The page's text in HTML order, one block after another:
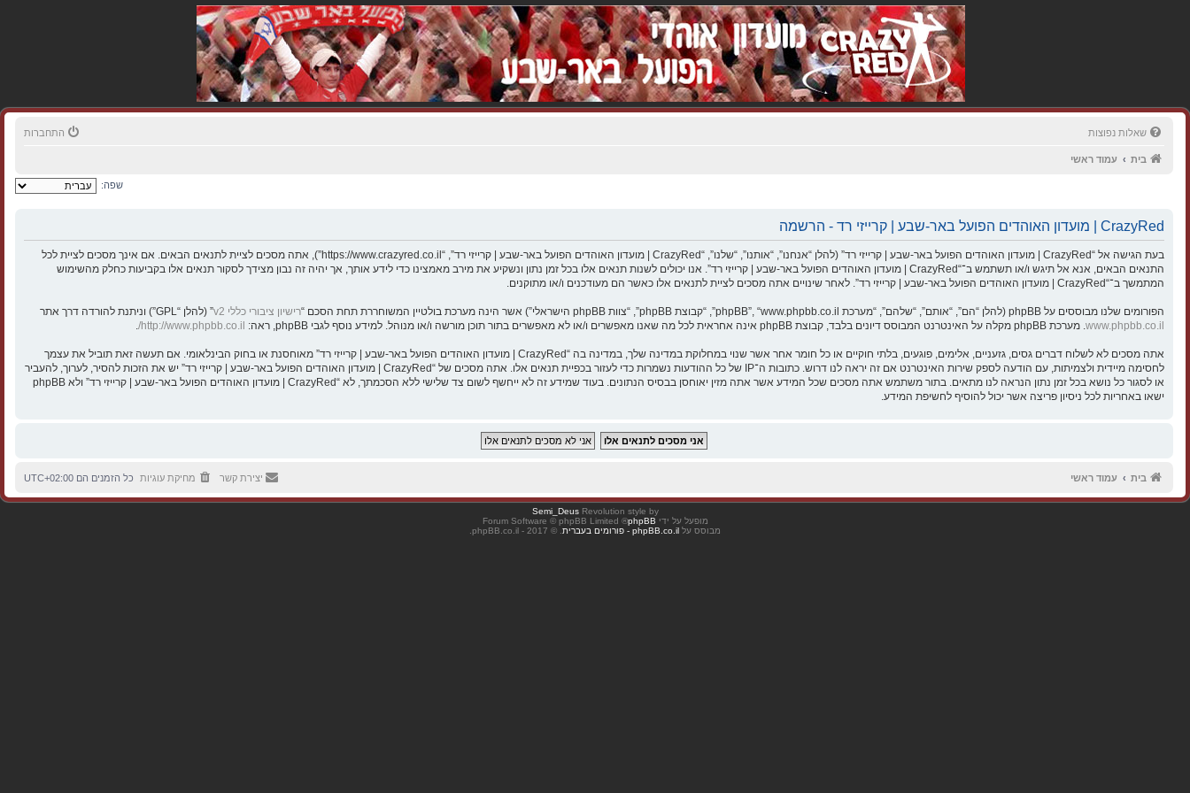
שאלות נפוצות התחברות
בית עמוד ראשי
שפה:
CrazyRed | מועדון האוהדים הפועל באר-שבע | קרייזי רד - הרשמה
בעת הגישה אל “CrazyRed | מועדון האוהדים הפועל באר-שבע | קרייזי רד” (להלן “אנחנו”, “אותנו”, “שלנו”, “CrazyRed | מועדון האוהדים הפועל באר-שבע | קרייזי רד”, “https://www.crazyred.co.il”), אתה מסכים לציית לתנאים הבאים. אם אינך מסכים לציית לכל
התנאים הבאים, אנא אל תיגש ו/או תשתמש ב־“CrazyRed | מועדון האוהדים הפועל באר-שבע | קרייזי רד”. אנו יכולים לשנות תנאים אלו בכל זמן נתון ונשקיע את מירב מאמצינו כדי לידע אותך, אך יהיה זה נבון מצידך לסקור תנאים אלו בקביעות כחלק מהשימוש
המתמשך ב־“CrazyRed | מועדון האוהדים הפועל באר-שבע | קרייזי רד”. לאחר שינויים אתה מסכים לציית לתנאים אלו כאשר הם מעודכנים ו/או מתוקנים.
הפורומים שלנו מבוססים על phpBB (להלן “הם”, “אותם”, “שלהם”, “מערכת phpBB”, “www.phpbb.co.il”, “קבוצת phpBB”, “צוות phpBB הישראלי”) אשר הינה מערכת בולטיין המשוחררת תחת הסכם “ רישיון ציבורי כללי v2
” (להלן “GPL”) וניתנת להורדה דרך אתר
www.phpbb.co.il . מערכת phpBB מקלה על האינטרנט המבוסס דיונים בלבד, קבוצת phpBB אינה אחראית לכל מה שאנו מאפשרים ו/או לא מאפשרים בתור תוכן מורשה ו/או מנוהל. למידע נוסף לגבי phpBB, ראה: http://www.phpbb.co.il/
אתה מסכים לא לשלוח דברים גסים, גזעניים, אלימים, פוגעים, בלתי חוקיים או כל חומר אחר אשר שנוי במחלוקת במדינה שלך, במדינה בה “CrazyRed | מועדון האוהדים הפועל באר-שבע | קרייזי רד” מאוחסנת או בחוק הבינלאומי. אם תעשה זאת תוביל את עצמך
לחסימה מיידית ולצמיתות, עם הודעה לספק שירות האינטרנט אם זה יראה לנו דרוש. כתובות ה־IP של כל ההודעות נשמרות כדי לעזור בכפיית תנאים אלו. אתה מסכים של “CrazyRed | מועדון האוהדים הפועל באר-שבע | קרייזי רד” יש את הזכות להסיר, לערוך, להעביר
או לסגור כל נושא בכל זמן נתון הנראה לנו מתאים. בתור משתמש אתה מסכים שכל המידע אשר אתה מזין יאוחסן בבסיס הנתונים. בעוד שמידע זה לא ייחשף לשום צד שלישי ללא הסכמתך, לא “CrazyRed | מועדון האוהדים הפועל באר-שבע | קרייזי רד” ולא phpBB
ישאו באחריות לכל ניסיון פריצה אשר יכול להוסיף לחשיפת המידע.
בית עמוד ראשי כל הזמנים הם UTC+02:00 מחיקת עוגיות יצירת קשר
Revolution style by
Semi_Deus
מופעל על ידי phpBB
® Forum Software © phpBB Limited
מבוסס על phpBB.co.il - פורומים בעברית . © 2017 - phpBB.co.il.